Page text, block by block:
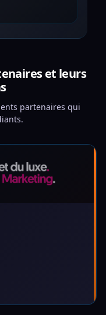
et leurs
partenaires qui